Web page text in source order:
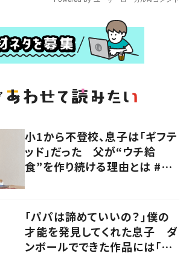
小1から不登校、息子は「ギフテ
ッド」だった 父が“ウチ給
食”を作り続ける理由とは #令
「パパは諦めていいの？」僕の
才能を発見してくれた息子 ダ
ンボールでできた作品には「生